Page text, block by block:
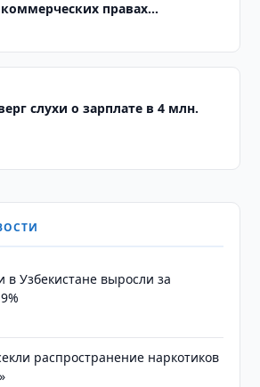
правах
слухи о зарплате в 4 млн.
в Узбекистане выросли за
распространение наркотиков